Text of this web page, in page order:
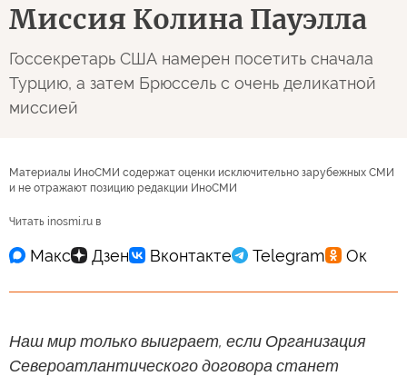
Миссия Колина Пауэлла
Госсекретарь США намерен посетить сначала
Турцию, а затем Брюссель с очень деликатной
миссией
Материалы ИноСМИ содержат оценки исключительно зарубежных СМИ
и не отражают позицию редакции ИноСМИ
Читать inosmi.ru в
Наш мир только выиграет, если Организация
Североатлантического договора станет